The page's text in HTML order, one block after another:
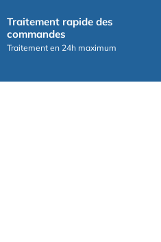
Traitement rapide des
commandes
Traitement en 24h maximum